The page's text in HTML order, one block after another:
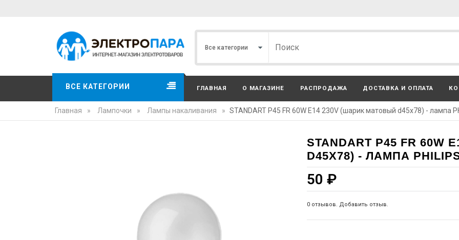
ВСЕ КАТЕГОРИИ ГЛАВНАЯ О МАГАЗИНЕ РАСПРОДАЖА ДОСТАВКА И ОПЛАТА
Главная » Лампочки » Лампы накаливания » STANDART P45 FR 60W E14 230V (шарик матовый d45x78) - лампа
STANDART P45 FR
D45X78) - ЛАМПА
50 ₽
0 отзывов. Добавить отзыв.